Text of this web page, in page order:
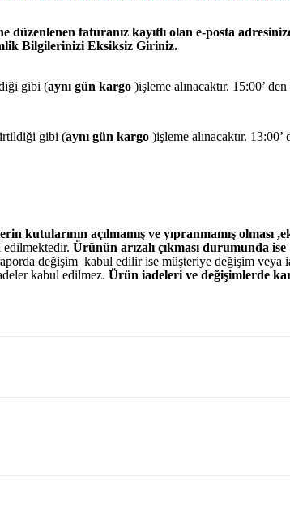
faturanız kayıtlı olan e-posta
Bilgilerinizi Eksiksiz Giriniz.
gibi (aynı gün kargo )işleme alınacaktır. 15:00’
gibi (aynı gün kargo )işleme alınacaktır. 13:00’
kutularının açılmamış ve yıpranmamış olması
Ürünün arızalı çıkması durumunda ise
değişim kabul edilir ise müşteriye değişim veya
kabul edilmez. Ürün iadeleri ve değişimlerde